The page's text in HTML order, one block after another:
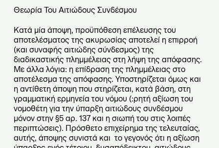
Θεωρία Του Αιτιώδους Συνδέσμου
Κατά μία άποψη, προϋπόθεση επέλευσης του
αποτελέσματος της ακυρωσίας αποτελεί η επιρροή
(και συναφής αιτιώδης σύνδεσμος) της
διαδικαστικής πλημμέλειας στη λήψη της απόφασης.
Με άλλα λόγια: η επίδραση της πλημμέλειας στο
αποτέλεσμα της απόφασης. Υποστηρίζεται όμως και
η αντίθετη άποψη που στηρίζεται, κατά βάση, στη
γραμματική ερμηνεία του νόμου (:ρητή αξίωση του
νομοθέτη για την ύπαρξη αιτιώδους συνδέσμου
μόνον στην §5 αρ. 137 και η σιωπή του στις λοιπές
περιπτώσεις). Πρόσθετο επιχείρημα της τελευταίας,
αυτής, άποψης συνιστά και το γεγονός ότι η αξίωση